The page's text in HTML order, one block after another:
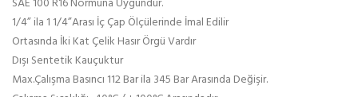
SAE 100 R16 Normuna Uygundur.
1/4” ila 1 1/4”Arası İç Çap Ölçülerinde İmal Edilir
Ortasında İki Kat Çelik Hasır Örgü Vardır
Dışı Sentetik Kauçuktur
Max.Çalışma Basıncı 112 Bar ila 345 Bar Arasında Değişir.